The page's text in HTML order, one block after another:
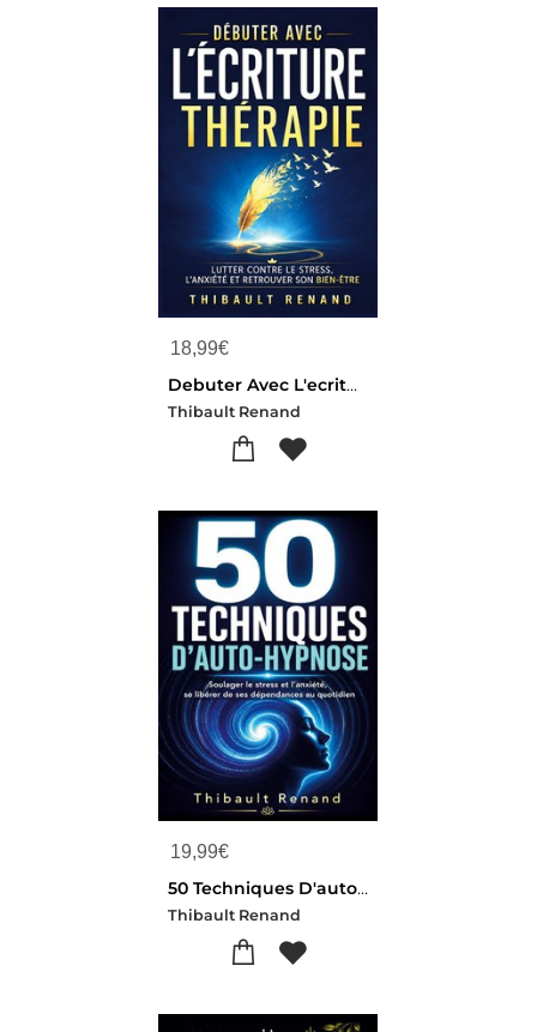
18,99€
Debuter Avec L'ecriture Therapie : Lutter Contre Le Stress, L'anxiete Et Retrouver Son Bien-etre
Thibault Renand
19,99€
50 Techniques D'auto-hypnose : Soulager Le Stress Et L'anxiete, Se Liberer De Ses Dependances Au Quotidien
Thibault Renand